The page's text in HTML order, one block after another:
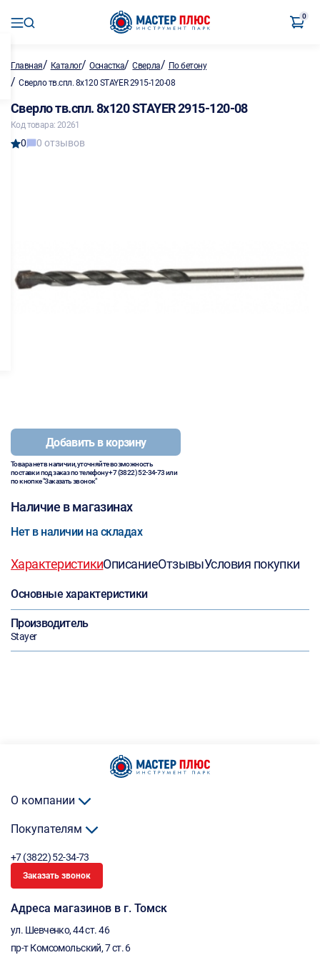
0
Главная/ Каталог/Оснастка/Сверла/ По бетону
/ Сверло тв.спл. 8х120 STAYER 2915-120-08
Сверло тв.спл. 8х120 STAYER 2915-120-08
Код товара: 20261
0 0 отзывов
Добавить в корзину
Товара нет в наличии, уточняйте возможность
поставки под заказ по телефону+7 (3822) 52-34-73или
по кнопке "Заказать звонок"
Наличие в магазинах
Нет в наличии на складах
ХарактеристикиОписаниеОтзывыУсловия покупки
Основные характеристики
Производитель
Stayer
О компании
Покупателям
+7 (3822) 52-34-73
Заказать звонок
Адреса магазинов в г. Томск
ул. Шевченко, 44 ст. 46
пр-т Комсомольский, 7 ст. 6